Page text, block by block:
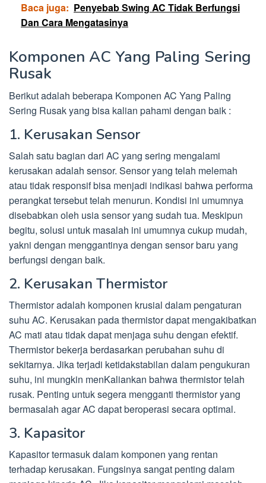
Baca juga: Penyebab Swing AC Tidak Berfungsi
Dan Cara Mengatasinya
Komponen AC Yang Paling Sering
Rusak
Berikut adalah beberapa Komponen AC Yang Paling
Sering Rusak yang bisa kalian pahami dengan baik :
1. Kerusakan Sensor
Salah satu bagian dari AC yang sering mengalami
kerusakan adalah sensor. Sensor yang telah melemah
atau tidak responsif bisa menjadi indikasi bahwa performa
perangkat tersebut telah menurun. Kondisi ini umumnya
disebabkan oleh usia sensor yang sudah tua. Meskipun
begitu, solusi untuk masalah ini umumnya cukup mudah,
yakni dengan menggantinya dengan sensor baru yang
berfungsi dengan baik.
2. Kerusakan Thermistor
Thermistor adalah komponen krusial dalam pengaturan
suhu AC. Kerusakan pada thermistor dapat mengakibatkan
AC mati atau tidak dapat menjaga suhu dengan efektif.
Thermistor bekerja berdasarkan perubahan suhu di
sekitarnya. Jika terjadi ketidakstabilan dalam pengukuran
suhu, ini mungkin menKaliankan bahwa thermistor telah
rusak. Penting untuk segera mengganti thermistor yang
bermasalah agar AC dapat beroperasi secara optimal.
3. Kapasitor
Kapasitor termasuk dalam komponen yang rentan
terhadap kerusakan. Fungsinya sangat penting dalam